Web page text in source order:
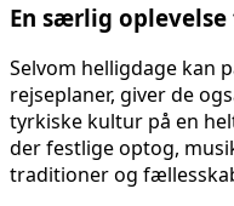
En særlig
Selvom helligdage kan
rejseplaner, giver de
tyrkiske kultur på en
der festlige optog,
traditioner og